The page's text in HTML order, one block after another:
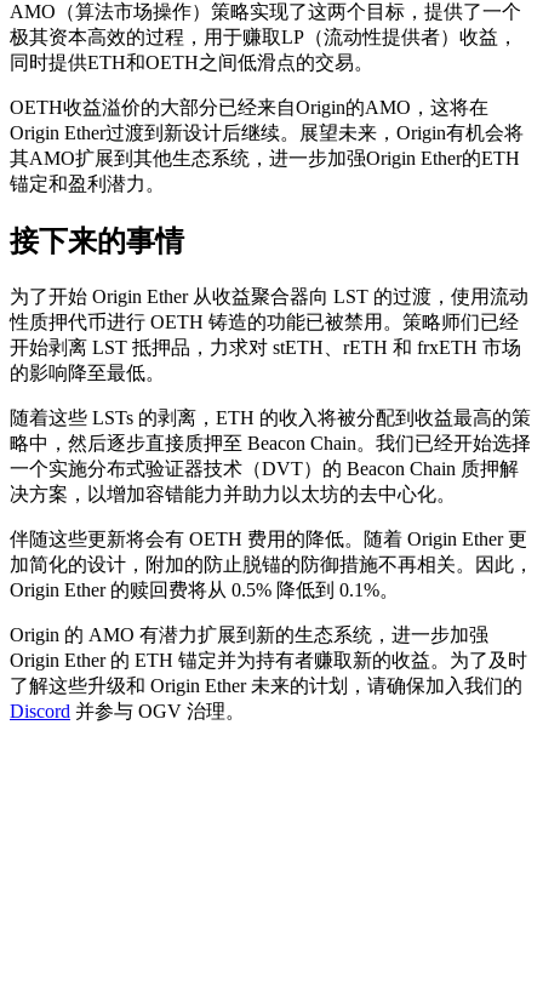
AMO（算法市场操作）策略实现了这两个目标，提供了一个
极其资本高效的过程，用于赚取LP（流动性提供者）收益，
同时提供ETH和OETH之间低滑点的交易。
OETH收益溢价的大部分已经来自Origin的AMO，这将在
Origin Ether过渡到新设计后继续。展望未来，Origin有机会将
其AMO扩展到其他生态系统，进一步加强Origin Ether的ETH
锚定和盈利潜力。
接下来的事情
为了开始 Origin Ether 从收益聚合器向 LST 的过渡，使用流动
性质押代币进行 OETH 铸造的功能已被禁用。策略师们已经
开始剥离 LST 抵押品，力求对 stETH、rETH 和 frxETH 市场
的影响降至最低。
随着这些 LSTs 的剥离，ETH 的收入将被分配到收益最高的策
略中，然后逐步直接质押至 Beacon Chain。我们已经开始选择
一个实施分布式验证器技术（DVT）的 Beacon Chain 质押解
决方案，以增加容错能力并助力以太坊的去中心化。
伴随这些更新将会有 OETH 费用的降低。随着 Origin Ether 更
加简化的设计，附加的防止脱锚的防御措施不再相关。因此，
Origin Ether 的赎回费将从 0.5% 降低到 0.1%。
Origin 的 AMO 有潜力扩展到新的生态系统，进一步加强
Origin Ether 的 ETH 锚定并为持有者赚取新的收益。为了及时
了解这些升级和 Origin Ether 未来的计划，请确保加入我们的
Discord 并参与 OGV 治理。